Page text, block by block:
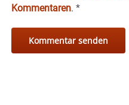
Kommentaren. *